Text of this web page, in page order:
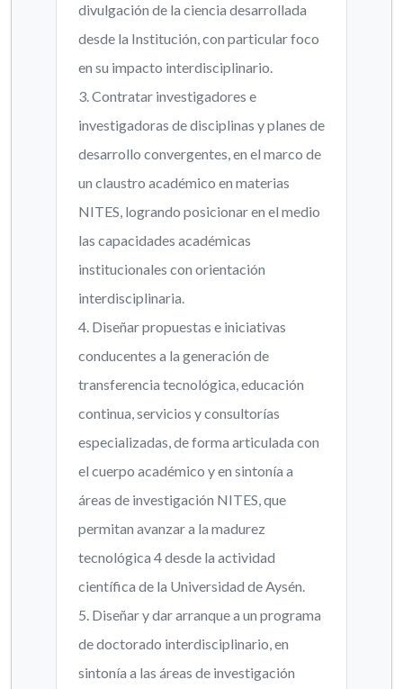
divulgación de la ciencia desarrollada
desde la Institución, con particular foco
en su impacto interdisciplinario.
3. Contratar investigadores e
investigadoras de disciplinas y planes de
desarrollo convergentes, en el marco de
un claustro académico en materias
NITES, logrando posicionar en el medio
las capacidades académicas
institucionales con orientación
interdisciplinaria.
4. Diseñar propuestas e iniciativas
conducentes a la generación de
transferencia tecnológica, educación
continua, servicios y consultorías
especializadas, de forma articulada con
el cuerpo académico y en sintonía a
áreas de investigación NITES, que
permitan avanzar a la madurez
tecnológica 4 desde la actividad
científica de la Universidad de Aysén.
5. Diseñar y dar arranque a un programa
de doctorado interdisciplinario, en
sintonía a las áreas de investigación